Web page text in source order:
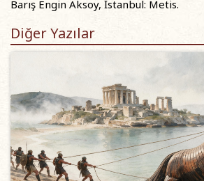
Barış Engin Aksoy, İstanbul: Metis.
Diğer Yazılar